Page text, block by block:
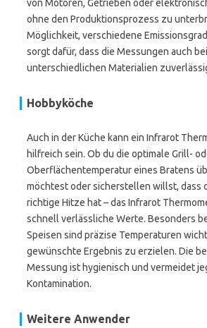
von Motoren, Getrieben oder
ohne den Produktionsprozess zu
Möglichkeit, verschiedene
sorgt dafür, dass die Messungen auch bei
unterschiedlichen Materialien
Hobbyköche
Auch in der Küche kann ein Infrarot
hilfreich sein. Ob du die optimale Grill-
Oberflächentemperatur eines Bratens
möchtest oder sicherstellen willst, dass
richtige Hitze hat – das Infrarot
schnell verlässliche Werte. Besonders
Speisen sind präzise Temperaturen
gewünschte Ergebnis zu erzielen. Die
Messung ist hygienisch und vermeidet
Kontamination.
Weitere Anwender